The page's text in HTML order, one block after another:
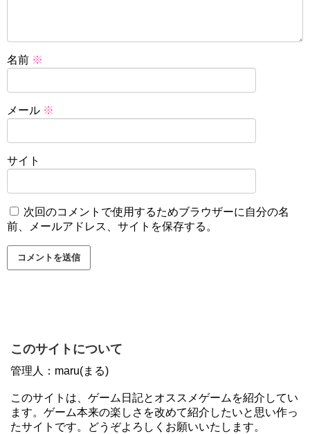
名前 ※
メール ※
サイト
次回のコメントで使用するためブラウザーに自分の名
前、メールアドレス、サイトを保存する。
このサイトについて
管理人：maru(まる)
このサイトは、ゲーム日記とオススメゲームを紹介してい
ます。ゲーム本来の楽しさを改めて紹介したいと思い作っ
たサイトです。どうぞよろしくお願いいたします。